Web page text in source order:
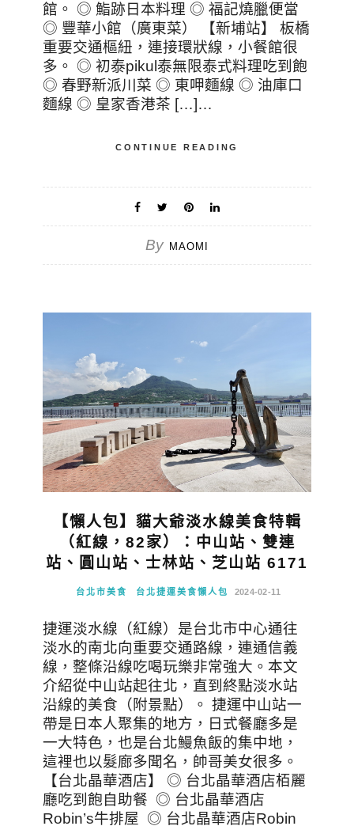
館。 ◎ 鮨跡日本料理 ◎ 福記燒臘便當
◎ 豐華小館（廣東菜） 【新埔站】 板橋
重要交通樞紐，連接環狀線，小餐館很
多。 ◎ 初泰pikul泰無限泰式料理吃到飽
◎ 春野新派川菜 ◎ 東呷麵線 ◎ 油庫口
麵線 ◎ 皇家香港茶 […]…
CONTINUE READING
By MAOMI
【懶人包】貓大爺淡水線美食特輯
（紅線，82家）：中山站、雙連
站、圓山站、士林站、芝山站 6171
台北市美食 台北捷運美食懶人包 2024-02-11
捷運淡水線（紅線）是台北市中心通往
淡水的南北向重要交通路線，連通信義
線，整條沿線吃喝玩樂非常強大。本文
介紹從中山站起往北，直到終點淡水站
沿線的美食（附景點）。 捷運中山站一
帶是日本人聚集的地方，日式餐廳多是
一大特色，也是台北鰻魚飯的集中地，
這裡也以髮廊多聞名，帥哥美女很多。
【台北晶華酒店】 ◎ 台北晶華酒店栢麗
廳吃到飽自助餐 ◎ 台北晶華酒店
Robin’s牛排屋 ◎ 台北晶華酒店Robin